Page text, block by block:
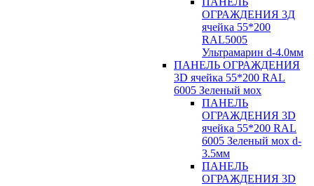
ОГРАЖДЕНИЯ 3Д
ячейка 55*200
RAL5005
Ультрамарин d-4.0мм
ПАНЕЛЬ ОГРАЖДЕНИЯ
3D ячейка 55*200 RAL
6005 Зеленый мох
ПАНЕЛЬ
ОГРАЖДЕНИЯ 3D
ячейка 55*200 RAL
6005 Зеленый мох d-
3.5мм
ПАНЕЛЬ
ОГРАЖДЕНИЯ 3D